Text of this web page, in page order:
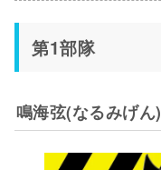
第1部隊
鳴海弦(なるみげん)